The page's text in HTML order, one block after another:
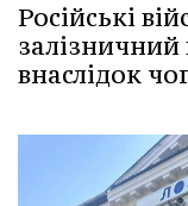
Російські
залізничний
внаслідок